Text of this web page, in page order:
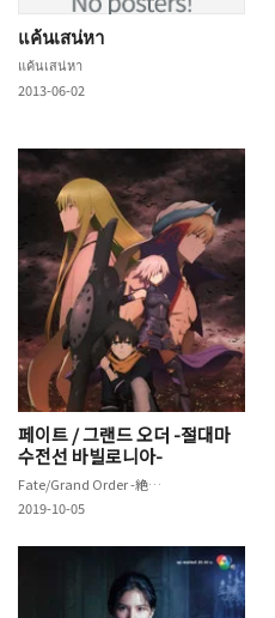
แค้นเสน่หา
แค้นเสน่หา
2013-06-02
페이트 / 그랜드 오더 -절대마
수전선 바빌로니아-
Fate/Grand Order -絶対魔獣戦線バビロニア-
2019-10-05